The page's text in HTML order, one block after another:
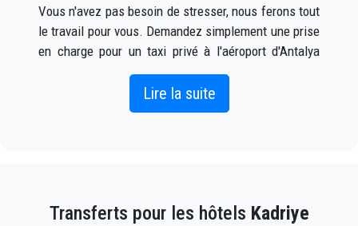
Vous n'avez pas besoin de stresser, nous ferons tout
le travail pour vous. Demandez simplement une prise
en charge pour un taxi privé à l'aéroport d'Antalya
vers Kadriye (ce qui peut être fait en ligne ainsi que
par téléphone) et un chauffeur vous attendra à
l'extérieur du terminal des arrivées avec votre nom
portable, et l'équipe PrivateTransferAntalya suivra
Lire la suite
Transferts pour les hôtels Kadriye